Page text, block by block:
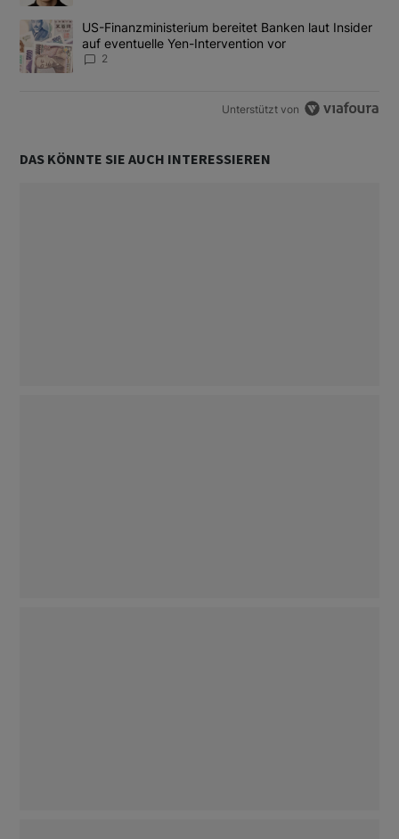
Ein Trendartikel mit dem Titel "US-Finanzministerium bereitet
US-Finanzministerium bereitet Banken laut Insider
auf eventuelle Yen-Intervention vor
2
Unterstützt von
DAS KÖNNTE SIE AUCH INTERESSIEREN